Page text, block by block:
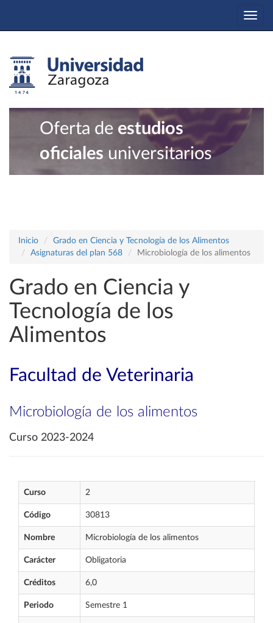
Oferta de estudios
oficiales universitarios
Inicio
Grado en Ciencia y Tecnología de los Alimentos
Asignaturas del plan 568
Microbiología de los alimentos
Grado en Ciencia y
Tecnología de los
Alimentos
Facultad de Veterinaria
Microbiología de los alimentos
Curso 2023-2024
Curso 2
Código 30813
Nombre Microbiología de los alimentos
Carácter Obligatoria
Créditos 6,0
Periodo Semestre 1